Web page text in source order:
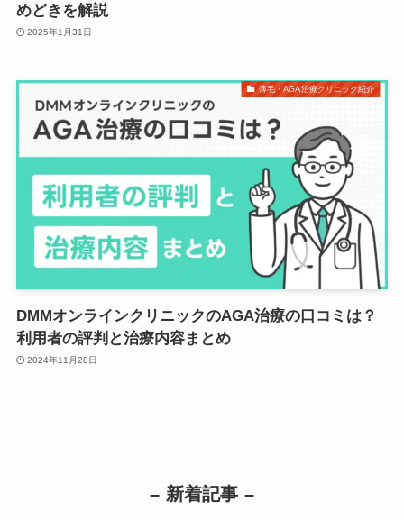
めどきを解説
2025年1月31日
薄毛・AGA治療クリニック紹介
DMMオンラインクリニックのAGA治療の口コミは？
利用者の評判と治療内容まとめ
2024年11月28日
– 新着記事 –